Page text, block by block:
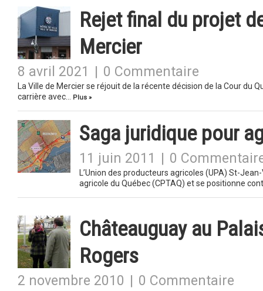
Rejet final du projet
Mercier
8 avril 2021 0 Commentaire
La Ville de Mercier se réjouit de la récente décision de la Cour du
carrière avec…
Plus »
Saga juridique pour
11 juin 2011 0
L’Union des producteurs agricoles (UPA) St-
agricole du Québec (CPTAQ) et se positionne
Châteauguay au
Rogers
2 novembre 2010 0 Commentaire